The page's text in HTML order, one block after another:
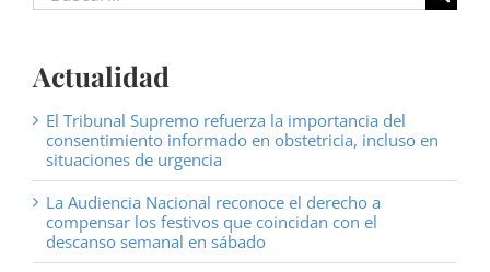
Actualidad
El Tribunal Supremo refuerza la importancia del
consentimiento informado en obstetricia, incluso en
situaciones de urgencia
La Audiencia Nacional reconoce el derecho a
compensar los festivos que coincidan con el
descanso semanal en sábado